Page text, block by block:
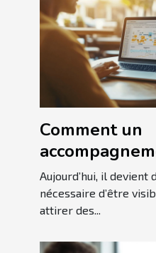
Comment un
personnalisé
booste-t-il
Aujourd’hui, il devient
nécessaire d’être
attirer des...